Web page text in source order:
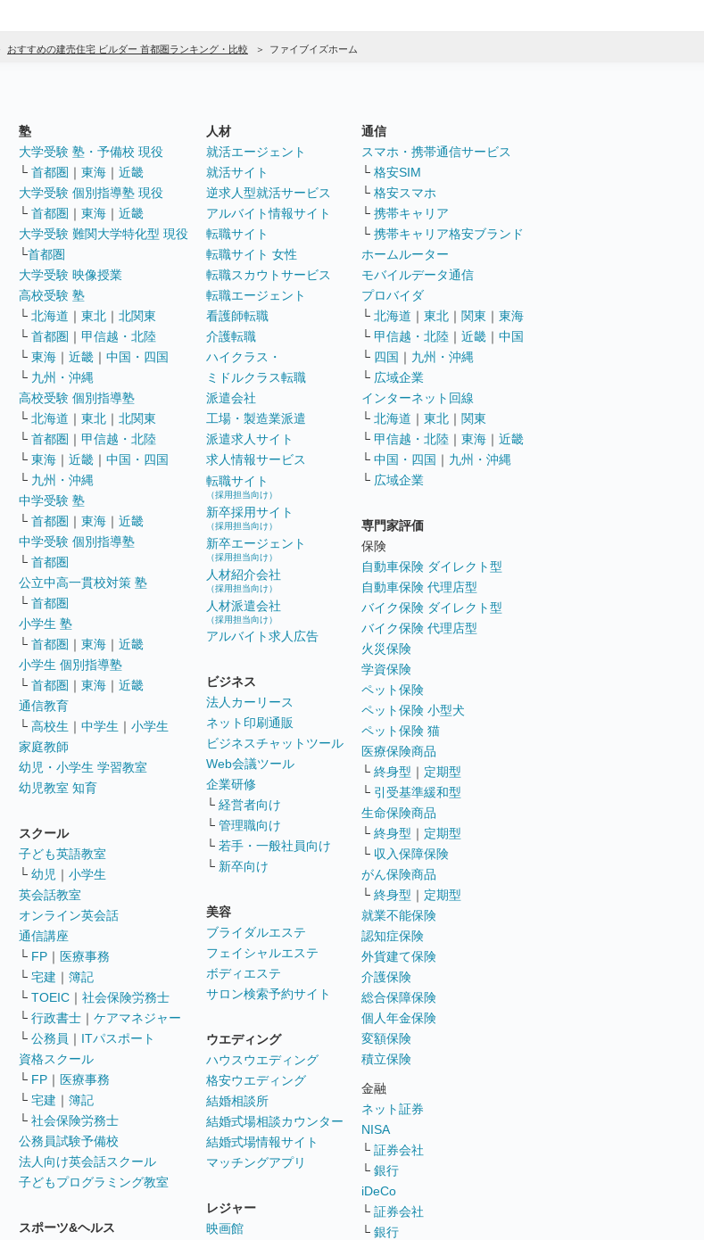
おすすめの建売住宅 ビルダー 首都圏ランキング・比較 ファイブイズホーム
塾
大学受験 塾・予備校 現役
└ 首都圏 ｜ 東海 ｜ 近畿
大学受験 個別指導塾 現役
└ 首都圏 ｜ 東海 ｜ 近畿
大学受験 難関大学特化型 現役
└首都圏
大学受験 映像授業
高校受験 塾
└ 北海道 ｜ 東北 ｜ 北関東
└ 首都圏 ｜ 甲信越・北陸
└ 東海 ｜ 近畿 ｜ 中国・四国
└ 九州・沖縄
高校受験 個別指導塾
└ 北海道 ｜ 東北 ｜ 北関東
└ 首都圏 ｜ 甲信越・北陸
└ 東海 ｜ 近畿 ｜ 中国・四国
└ 九州・沖縄
中学受験 塾
└ 首都圏 ｜ 東海 ｜ 近畿
中学受験 個別指導塾
└ 首都圏
公立中高一貫校対策 塾
└ 首都圏
小学生 塾
└ 首都圏 ｜ 東海 ｜ 近畿
小学生 個別指導塾
└ 首都圏 ｜ 東海 ｜ 近畿
通信教育
└ 高校生 ｜ 中学生 ｜ 小学生
家庭教師
幼児・小学生 学習教室
幼児教室 知育
スクール
子ども英語教室
└ 幼児 ｜ 小学生
英会話教室
オンライン英会話
通信講座
└ FP ｜ 医療事務
└ 宅建 ｜ 簿記
└ TOEIC ｜ 社会保険労務士
└ 行政書士 ｜ ケアマネジャー
└ 公務員 ｜ ITパスポート
資格スクール
└ FP ｜ 医療事務
└ 宅建 ｜ 簿記
└ 社会保険労務士
公務員試験予備校
法人向け英会話スクール
子どもプログラミング教室
スポーツ&ヘルス
人材
就活エージェント
就活サイト
逆求人型就活サービス
アルバイト情報サイト
転職サイト
転職サイト 女性
転職スカウトサービス
転職エージェント
看護師転職
介護転職
ハイクラス・
ミドルクラス転職
派遣会社
工場・製造業派遣
派遣求人サイト
求人情報サービス
転職サイト
（採用担当向け）
新卒採用サイト
（採用担当向け）
新卒エージェント
（採用担当向け）
人材紹介会社
（採用担当向け）
人材派遣会社
（採用担当向け）
アルバイト求人広告
ビジネス
法人カーリース
ネット印刷通販
ビジネスチャットツール
Web会議ツール
企業研修
└ 経営者向け
└ 管理職向け
└ 若手・一般社員向け
└ 新卒向け
美容
ブライダルエステ
フェイシャルエステ
ボディエステ
サロン検索予約サイト
ウエディング
ハウスウエディング
格安ウエディング
結婚相談所
結婚式場相談カウンター
結婚式場情報サイト
マッチングアプリ
レジャー
映画館
通信
スマホ・携帯通信サービス
└ 格安SIM
└ 格安スマホ
└ 携帯キャリア
└ 携帯キャリア格安ブランド
ホームルーター
モバイルデータ通信
プロバイダ
└ 北海道 ｜ 東北 ｜ 関東 ｜ 東海
└ 甲信越・北陸 ｜ 近畿 ｜ 中国
└ 四国 ｜ 九州・沖縄
└ 広域企業
インターネット回線
└ 北海道 ｜ 東北 ｜ 関東
└ 甲信越・北陸 ｜ 東海 ｜ 近畿
└ 中国・四国 ｜ 九州・沖縄
└ 広域企業
専門家評価
保険
自動車保険 ダイレクト型
自動車保険 代理店型
バイク保険 ダイレクト型
バイク保険 代理店型
火災保険
学資保険
ペット保険
ペット保険 小型犬
ペット保険 猫
医療保険商品
└ 終身型 ｜ 定期型
└ 引受基準緩和型
生命保険商品
└ 終身型 ｜ 定期型
└ 収入保障保険
がん保険商品
└ 終身型 ｜ 定期型
就業不能保険
認知症保険
外貨建て保険
介護保険
総合保障保険
個人年金保険
変額保険
積立保険
金融
ネット証券
NISA
└ 証券会社
└ 銀行
iDeCo
└ 証券会社
└ 銀行